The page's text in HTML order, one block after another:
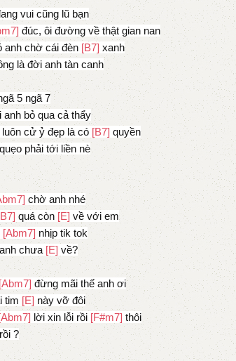
vui cũng lũ bạn
đúc, ôi đường về thật gian nan
anh chờ cái đèn [B7] xanh
là đời anh tàn canh
5 ngã 7
anh bỏ qua cả thẩy
luôn cử ỷ đẹp là có [B7] quyền
phải tới liền nè
chờ anh nhé
quá còn [E] về với em
[Abm7] nhịp tik tok
anh chưa [E] về?
[Abm7] đừng mãi thế anh ơi
tim [E] này vỡ đôi
lời xin lỗi rồi [F#m7] thôi
?